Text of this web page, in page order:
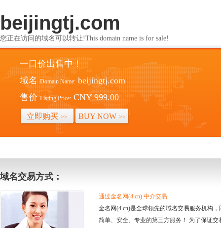
beijingtj.com
您正在访问的域名可以转让!This domain name is for sale!
一口价出售中！
域名 Domain Name: beijingtj.com
售价 Listing Price: CNY 999.00
立即购买 >> BUY NOW >>
域名交易方式：
通过金名网(4.cn) 中介交易
金名网(4.cn)是全球领先的域名交易服务机构
简单、安全、专业的第三方服务！ 为了保证